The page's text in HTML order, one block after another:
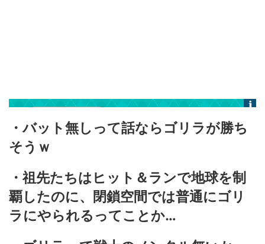
・バット無しって話ならゴリラが勝ち
そうｗ
・祖先たちはヒット＆ランで地球を制
覇したのに、閉鎖空間では普通にゴリ
ラにやられるってことか…